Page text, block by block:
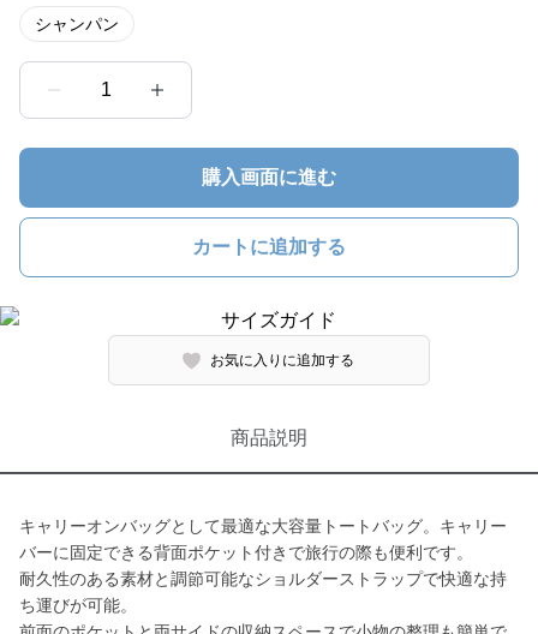
シャンパン
1
購入画面に進む
カートに追加する
お気に入りに追加する
商品説明
キャリーオンバッグとして最適な大容量トートバッグ。キャリー
バーに固定できる背面ポケット付きで旅行の際も便利です。
耐久性のある素材と調節可能なショルダーストラップで快適な持
ち運びが可能。